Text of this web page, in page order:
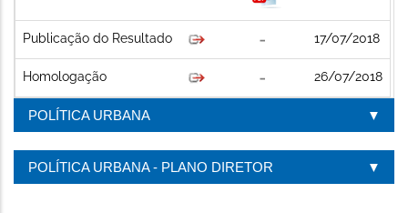
Publicação do Resultado 17/07/2018
Homologação 26/07/2018
POLÍTICA URBANA
POLÍTICA URBANA - PLANO DIRETOR